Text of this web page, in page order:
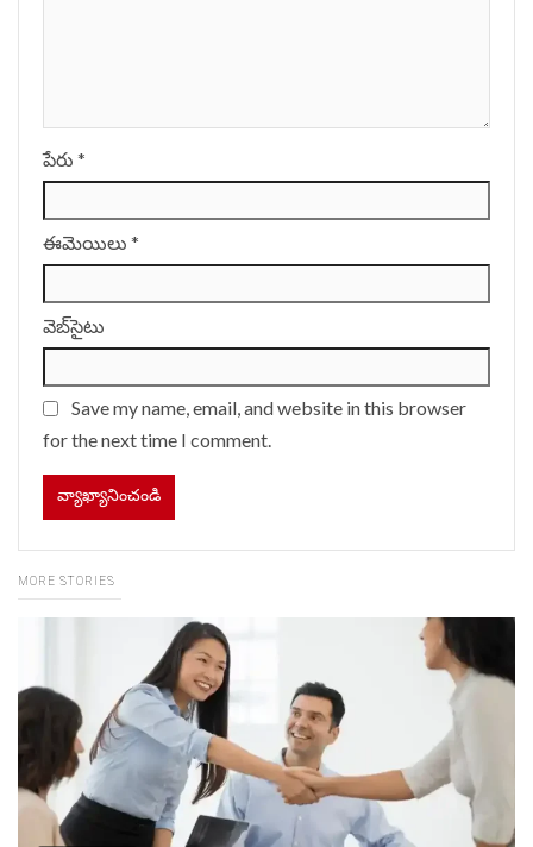
పేరు *
ఈమెయిలు *
వెబ్‌సైటు
Save my name, email, and website in this browser
for the next time I comment.
MORE STORIES